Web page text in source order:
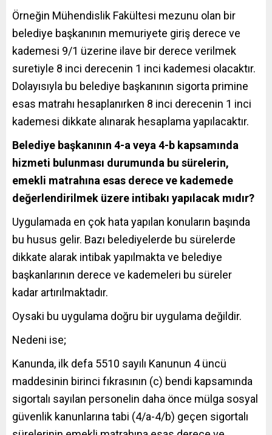
Örneğin Mühendislik Fakültesi mezunu olan bir
belediye başkanının memuriyete giriş derece ve
kademesi 9/1 üzerine ilave bir derece verilmek
suretiyle 8 inci derecenin 1 inci kademesi olacaktır.
Dolayısıyla bu belediye başkanının sigorta primine
esas matrahı hesaplanırken 8 inci derecenin 1 inci
kademesi dikkate alınarak hesaplama yapılacaktır.
Belediye başkanının 4-a veya 4-b kapsamında
hizmeti bulunması durumunda bu sürelerin,
emekli matrahına esas derece ve kademede
değerlendirilmek üzere intibakı yapılacak mıdır?
Uygulamada en çok hata yapılan konuların başında
bu husus gelir. Bazı belediyelerde bu sürelerde
dikkate alarak intibak yapılmakta ve belediye
başkanlarının derece ve kademeleri bu süreler
kadar artırılmaktadır.
Oysaki bu uygulama doğru bir uygulama değildir.
Nedeni ise;
Kanunda, ilk defa 5510 sayılı Kanunun 4 üncü
maddesinin birinci fıkrasının (c) bendi kapsamında
sigortalı sayılan personelin daha önce mülga sosyal
güvenlik kanunlarına tabi (4/a-4/b) geçen sigortalı